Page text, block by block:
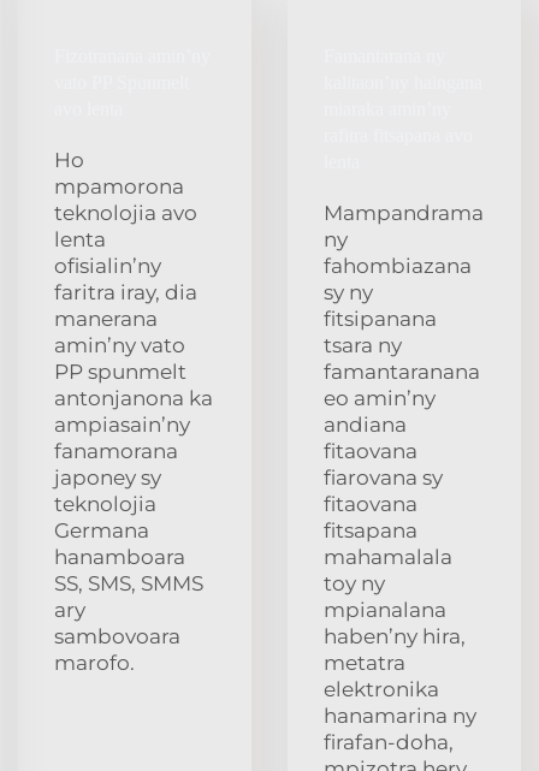
Ho
mpamorona
teknolojia avo
lenta
ofisialin’ny
faritra iray, dia
manerana
amin’ny vato
PP spunmelt
antonjanona ka
ampiasain’ny
fanamorana
japoney sy
teknolojia
Germana
hanamboara
SS, SMS, SMMS
ary
sambovoara
marofo.
Mampandrama
ny
fahombiazana
sy ny
fitsipanana
tsara ny
famantaranana
eo amin’ny
andiana
fitaovana
fiarovana sy
fitaovana
fitsapana
mahamalala
toy ny
mpianalana
haben’ny hira,
metatra
elektronika
hanamarina ny
firafan-doha,